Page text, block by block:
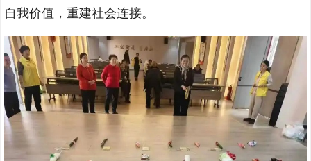
自我价值，重建社会连接。